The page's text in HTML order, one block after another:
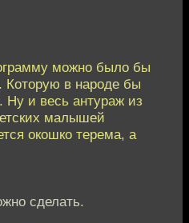
можно было бы
Которую в народе бы
Ну и весь антураж из
малышей
окошко терема, а
сделать.